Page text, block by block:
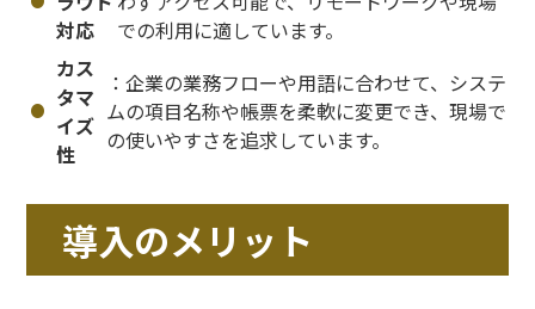
対応
での利用に適しています。
カス
タマ
イズ
性
：企業の業務フローや用語に合わせて、システ
ムの項目名称や帳票を柔軟に変更でき、現場で
の使いやすさを追求しています。
導入のメリット